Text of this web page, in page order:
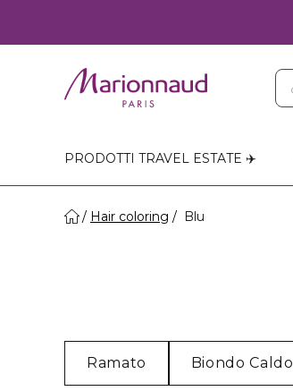
PRODOTTI TRAVEL ESTATE ✈️
Hair coloring Blu
Ramato Biondo Caldo